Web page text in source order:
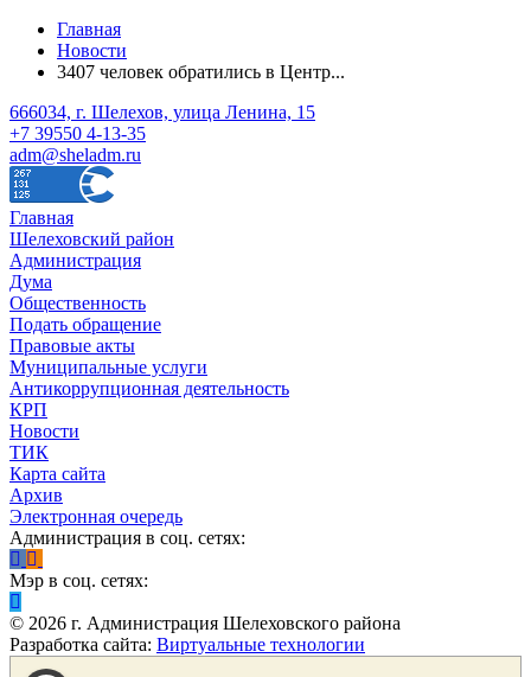
Главная
Новости
3407 человек обратились в Центр...
666034, г. Шелехов, улица Ленина, 15
+7 39550 4-13-35
adm@sheladm.ru
Главная
Шелеховский район
Администрация
Дума
Общественность
Подать обращение
Правовые акты
Муниципальные услуги
Антикоррупционная деятельность
КРП
Новости
ТИК
Карта сайта
Архив
Электронная очередь
Администрация в соц. сетях:
Мэр в соц. сетях:
© 2026 г. Администрация Шелеховского района
Разработка сайта: Виртуальные технологии